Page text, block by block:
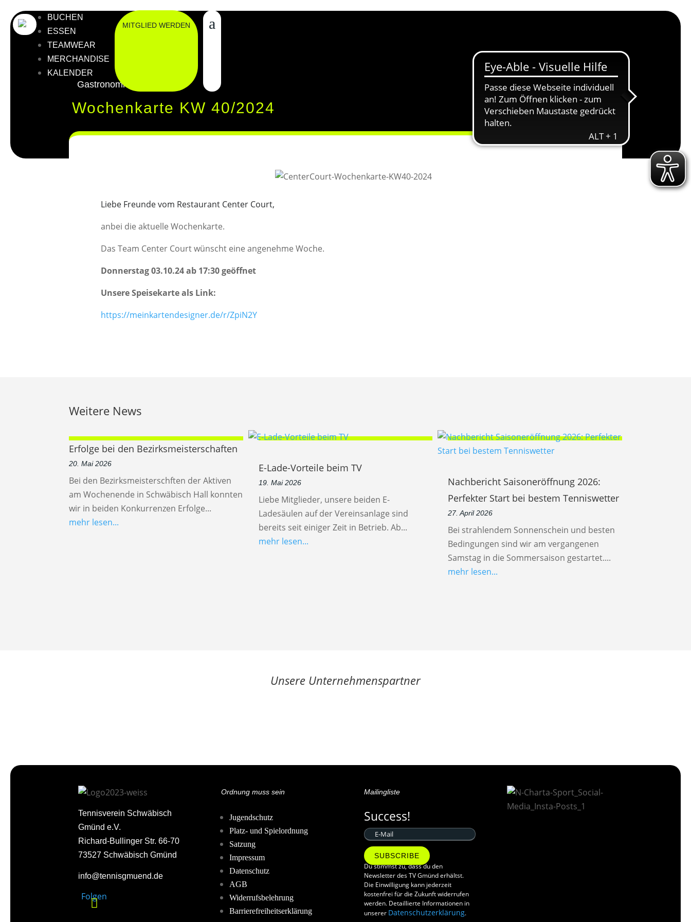
BUCHEN
ESSEN
TEAMWEAR
MERCHANDISE
KALENDER
MITGLIED WERDEN
Gastronomie
Wochenkarte KW 40/2024
Liebe Freunde vom Restaurant Center Court,
anbei die aktuelle Wochenkarte.
Das Team Center Court wünscht eine angenehme Woche.
Donnerstag 03.10.24 ab 17:30 geöffnet
Unsere Speisekarte als Link:
https://meinkartendesigner.de/r/ZpiN2Y
Weitere News
Erfolge bei den Bezirksmeisterschaften
20. Mai 2026
Bei den Bezirksmeisterschften der Aktiven
am Wochenende in Schwäbisch Hall konnten
wir in beiden Konkurrenzen Erfolge...
mehr lesen...
E-Lade-Vorteile beim TV
19. Mai 2026
Liebe Mitglieder, unsere beiden E-
Ladesäulen auf der Vereinsanlage sind
bereits seit einiger Zeit in Betrieb. Ab...
mehr lesen...
Nachbericht Saisoneröffnung 2026:
Perfekter Start bei bestem Tenniswetter
27. April 2026
Bei strahlendem Sonnenschein und besten
Bedingungen sind wir am vergangenen
Samstag in die Sommersaison gestartet....
mehr lesen...
Unsere Unternehmenspartner
Tennisverein Schwäbisch
Gmünd e.V.
Richard-Bullinger Str. 66-70
73527 Schwäbisch Gmünd
info@tennisgmuend.de
Folgen
Ordnung muss sein
Jugendschutz
Platz- und Spielordnung
Satzung
Impressum
Datenschutz
AGB
Widerrufsbelehrung
Barrierefreiheitserklärung
Mailingliste
Success!
SUBSCRIBE
Du stimmst zu, dass du den
Newsletter des TV Gmünd erhältst.
Die Einwilligung kann jederzeit
kostenfrei für die Zukunft widerrufen
werden. Detaillierte Informationen in
unserer Datenschutzerklärung.